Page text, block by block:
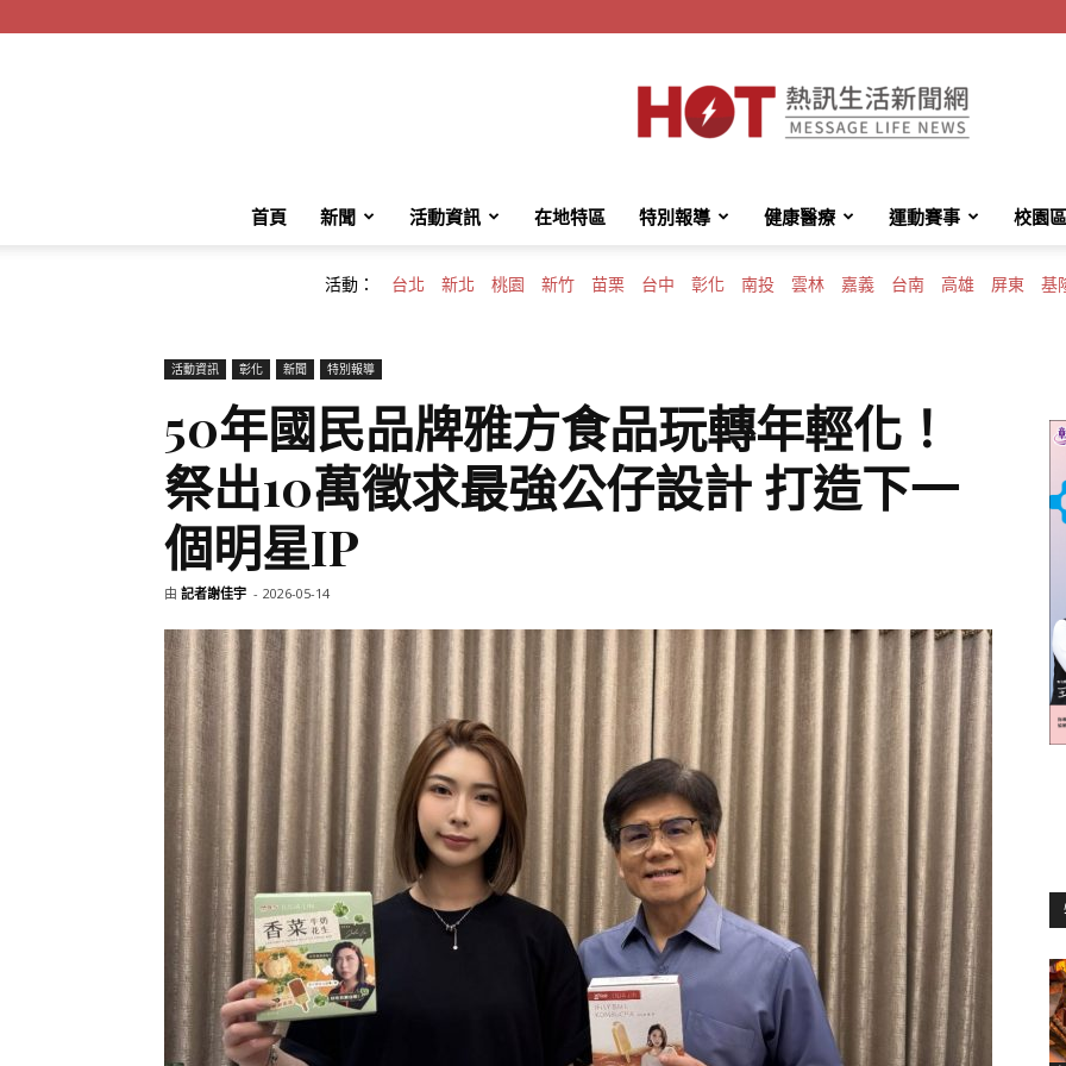
HotMessage
生
新
首頁 新聞 活動資訊 在地特區 特別報導 健康醫療 運動賽事 校園區
活動： 台北 新北 桃園 新竹 苗栗 台中 彰化 南投 雲林 嘉義 台南 高雄 屏東 基
活動資訊 彰化 新聞 特別報導
50年國民品牌雅方食品玩轉年輕化！
祭出10萬徵求最強公仔設計 打造下一
個明星IP
由 記者謝佳宇 - 2026-05-14